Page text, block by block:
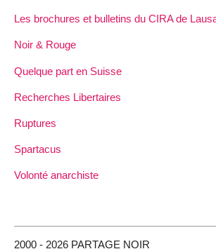
Les brochures et bulletins du CIRA de
Noir & Rouge
Quelque part en Suisse
Recherches Libertaires
Ruptures
Spartacus
Volonté anarchiste
2000 - 2026 PARTAGE NOIR